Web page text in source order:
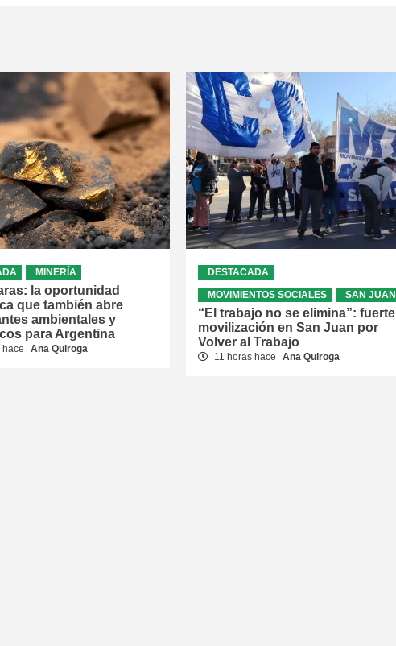
MINERÍA
la oportunidad
que también abre
ambientales y
para Argentina
hace Ana Quiroga
DESTACADA
MOVIMIENTOS SOCIALES
SAN JUAN
“El trabajo no se elimina”: fuerte
movilización en San Juan por
Volver al Trabajo
11 horas hace Ana Quiroga